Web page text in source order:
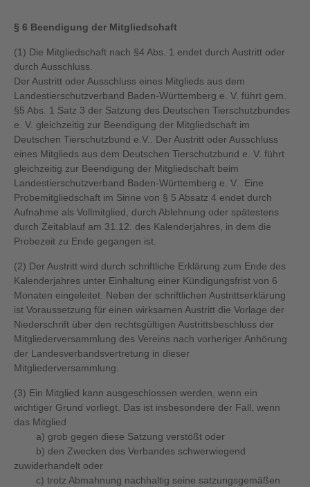
§ 6 Beendigung der Mitgliedschaft
(1) Die Mitgliedschaft nach §4 Abs. 1 endet durch Austritt oder
durch Ausschluss.
Der Austritt oder Ausschluss eines Mitglieds aus dem
Landestierschutzverband Baden-Württemberg e. V. führt gem.
§5 Abs. 1 Satz 3 der Satzung des Deutschen Tierschutzbundes
e. V. gleichzeitig zur Beendigung der Mitgliedschaft im
Deutschen Tierschutzbund e.V.. Der Austritt oder Ausschluss
eines Mitglieds aus dem Deutschen Tierschutzbund e. V. führt
gleichzeitig zur Beendigung der Mitgliedschaft beim
Landestierschutzverband Baden-Württemberg e. V.. Eine
Probemitgliedschaft im Sinne von § 5 Absatz 4 endet durch
Aufnahme als Vollmitglied, durch Ablehnung oder spätestens
durch Zeitablauf am 31.12. des Kalenderjahres, in dem die
Probezeit zu Ende gegangen ist.
(2) Der Austritt wird durch schriftliche Erklärung zum Ende des
Kalenderjahres unter Einhaltung einer Kündigungsfrist von 6
Monaten eingeleitet. Neben der schriftlichen Austrittserklärung
ist Voraussetzung für einen wirksamen Austritt die Vorlage der
Niederschrift über den rechtsgültigen Austrittsbeschluss der
Mitgliederversammlung des Vereins nach vorheriger Anhörung
der Landesverbandsvertretung in dieser
Mitgliederversammlung.
(3) Ein Mitglied kann ausgeschlossen werden, wenn ein
wichtiger Grund vorliegt. Das ist insbesondere der Fall, wenn
das Mitglied
a) grob gegen diese Satzung verstößt oder
b) den Zwecken des Verbandes schwerwiegend
zuwiderhandelt oder
c) trotz Abmahnung nachhaltig seine satzungsgemäßen